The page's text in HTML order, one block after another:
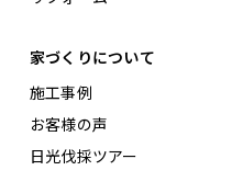
家づくりについて
施工事例
お客様の声
日光伐採ツアー